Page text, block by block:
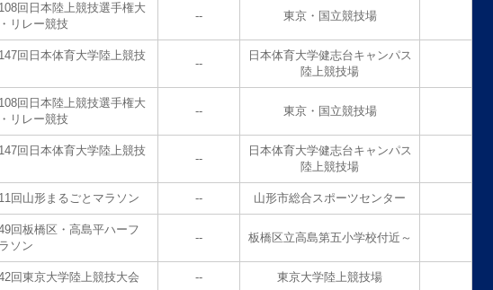
回日本陸上競技選手権大
リレー競技
-- 東京・国立競技場
回日本体育大学陸上競技
--
日本体育大学健志台キャンパス
陸上競技場
回日本陸上競技選手権大
リレー競技
-- 東京・国立競技場
回日本体育大学陸上競技
--
日本体育大学健志台キャンパス
陸上競技場
回山形まるごとマラソン -- 山形市総合スポーツセンター
回板橋区・高島平ハーフ
ソン
-- 板橋区立高島第五小学校付近～
回東京大学陸上競技大会 -- 東京大学陸上競技場